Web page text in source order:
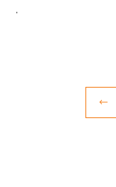
.